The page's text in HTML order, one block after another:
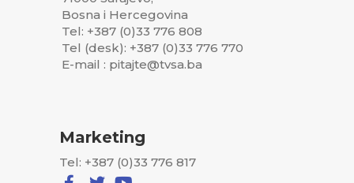
Bosna i Hercegovina
Tel: +387 (0)33 776 808
Tel (desk): +387 (0)33 776 770
E-mail : pitajte@tvsa.ba
Marketing
Tel: +387 (0)33 776 817